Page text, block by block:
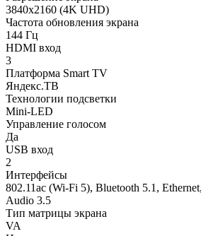
3840x2160 (4K UHD)
Частота обновления экрана
144 Гц
HDMI вход
3
Платформа Smart TV
Яндекс.ТВ
Технологии подсветки
Mini-LED
Управление голосом
Да
USB вход
2
Интерфейсы
802.11ac (Wi-Fi 5), Bluetooth 5.1,
Audio 3.5
Тип матрицы экрана
VA